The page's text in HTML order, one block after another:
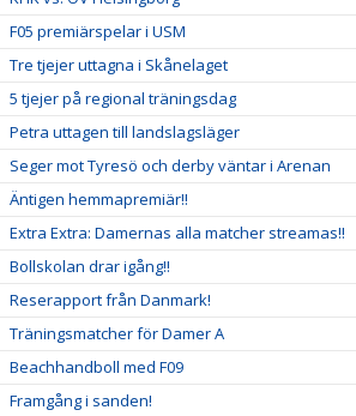
F05 premiärspelar i USM
Tre tjejer uttagna i Skånelaget
5 tjejer på regional träningsdag
Petra uttagen till landslagsläger
Seger mot Tyresö och derby väntar i Arenan
Äntigen hemmapremiär!!
Extra Extra: Damernas alla matcher streamas!!
Bollskolan drar igång!!
Reserapport från Danmark!
Träningsmatcher för Damer A
Beachhandboll med F09
Framgång i sanden!